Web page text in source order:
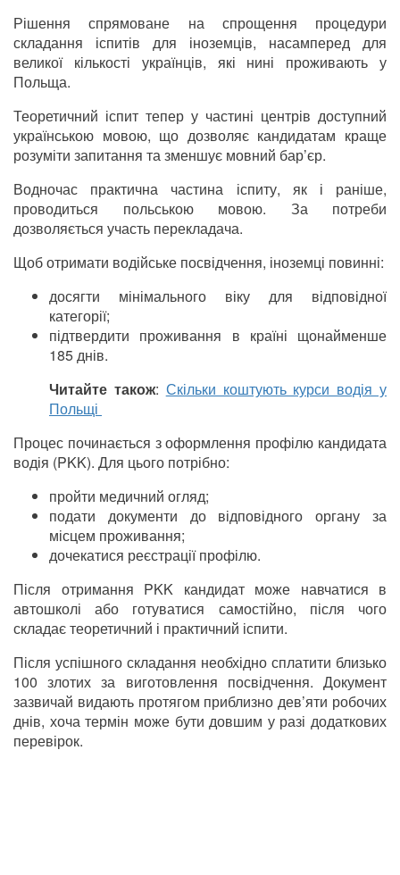
Рішення спрямоване на спрощення процедури
складання іспитів для іноземців, насамперед для
великої кількості українців, які нині проживають у
Польща.
Теоретичний іспит тепер у частині центрів доступний
українською мовою, що дозволяє кандидатам краще
розуміти запитання та зменшує мовний бар’єр.
Водночас практична частина іспиту, як і раніше,
проводиться польською мовою. За потреби
дозволяється участь перекладача.
Щоб отримати водійське посвідчення, іноземці повинні:
досягти мінімального віку для відповідної
категорії;
підтвердити проживання в країні щонайменше
185 днів.
Читайте також: Скільки коштують курси водія у
Польщі
Процес починається з оформлення профілю кандидата
водія (PKK). Для цього потрібно:
пройти медичний огляд;
подати документи до відповідного органу за
місцем проживання;
дочекатися реєстрації профілю.
Після отримання PKK кандидат може навчатися в
автошколі або готуватися самостійно, після чого
складає теоретичний і практичний іспити.
Після успішного складання необхідно сплатити близько
100 злотих за виготовлення посвідчення. Документ
зазвичай видають протягом приблизно дев’яти робочих
днів, хоча термін може бути довшим у разі додаткових
перевірок.